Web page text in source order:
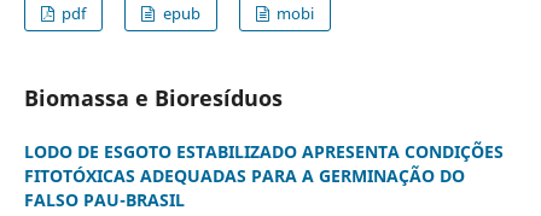
pdf
epub mobi
Biomassa e Bioresíduos
LODO DE ESGOTO ESTABILIZADO APRESENTA CONDIÇÕES
FITOTÓXICAS ADEQUADAS PARA A GERMINAÇÃO DO
FALSO PAU-BRASIL